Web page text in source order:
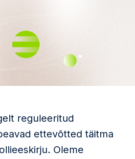
reguleeritud
ettevõtted täitma
Oleme